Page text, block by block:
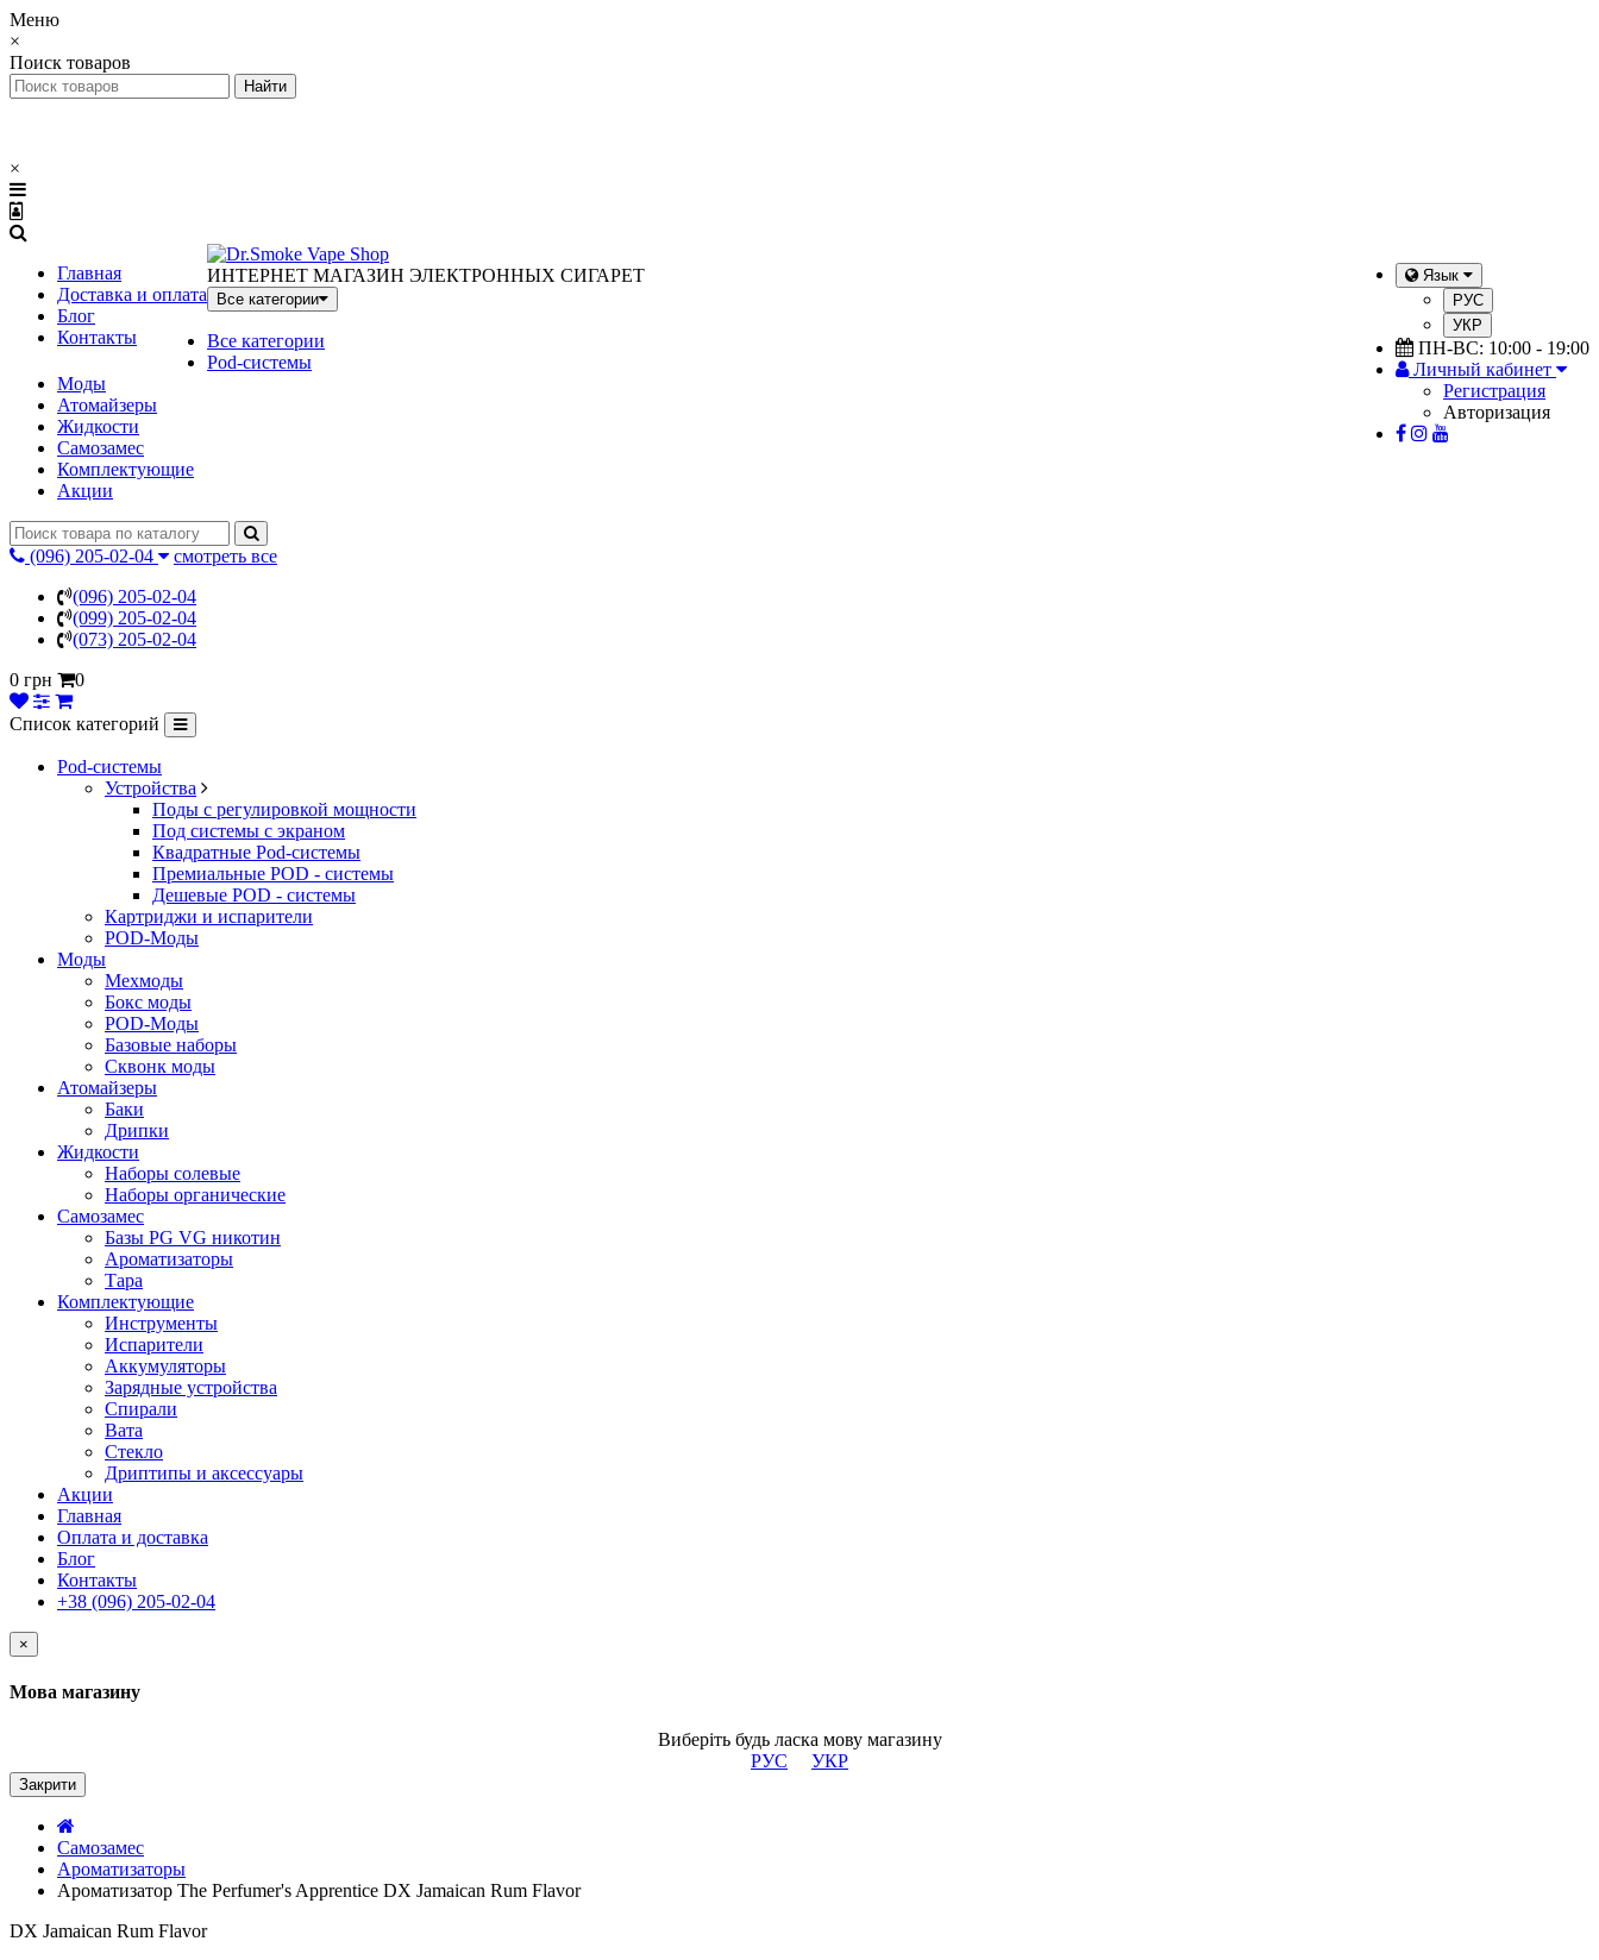
Меню
×
Поиск товаров
×
Главная
Доставка и оплата
Блог
Контакты
Язык
РУС
УКР
ПН-ВС: 10:00 - 19:00
Личный кабинет
Регистрация
Авторизация
ИНТЕРНЕТ МАГАЗИН ЭЛЕКТРОННЫХ СИГАРЕТ
Все категории
Все категории
Pod-системы
Моды
Атомайзеры
Жидкости
Самозамес
Комплектующие
Акции
(096) 205-02-04
смотреть все
(096) 205-02-04
(099) 205-02-04
(073) 205-02-04
0 грн
0
Список категорий
Pod-системы
Устройства
Поды с регулировкой мощности
Под системы с экраном
Квадратные Pod-системы
Премиальные POD - системы
Дешевые POD - системы
Картриджи и испарители
POD-Моды
Моды
Мехмоды
Бокс моды
POD-Моды
Базовые наборы
Сквонк моды
Атомайзеры
Баки
Дрипки
Жидкости
Наборы солевые
Наборы органические
Самозамес
Базы PG VG никотин
Ароматизаторы
Тара
Комплектующие
Инструменты
Испарители
Аккумуляторы
Зарядные устройства
Спирали
Вата
Стекло
Дриптипы и аксессуары
Акции
Главная
Оплата и доставка
Блог
Контакты
+38 (096) 205-02-04
×
Мова магазину
Виберіть будь ласка мову магазину
РУС
УКР
Закрити
Самозамес
Ароматизаторы
Ароматизатор The Perfumer's Apprentice DX Jamaican Rum Flavor
DX Jamaican Rum Flavor